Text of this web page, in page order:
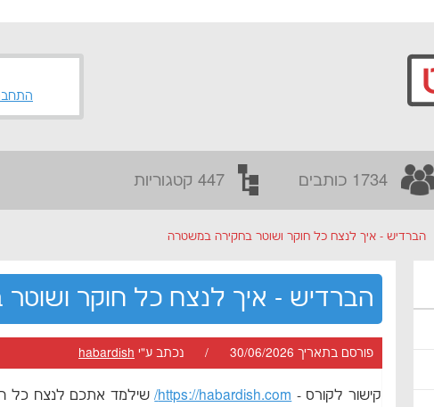
1734 כותבים 447 קטגוריות
הברדיש - איך לנצח כל חוקר ושוטר בחקירה במשטרה
הברדיש - איך לנצח כל חוקר
פורסם בתאריך 30/06/2026 / נכתב ע"י habardish
קישור לקורס - https://habardish.com/ שילמד אתכם לנצח כל